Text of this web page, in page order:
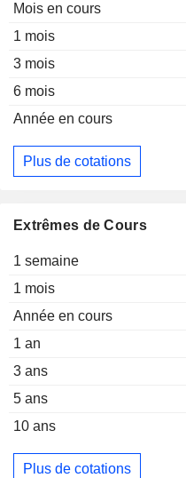
Mois en cours
1 mois
3 mois
6 mois
Année en cours
Plus de cotations
Extrêmes de Cours
1 semaine
1 mois
Année en cours
1 an
3 ans
5 ans
10 ans
Plus de cotations